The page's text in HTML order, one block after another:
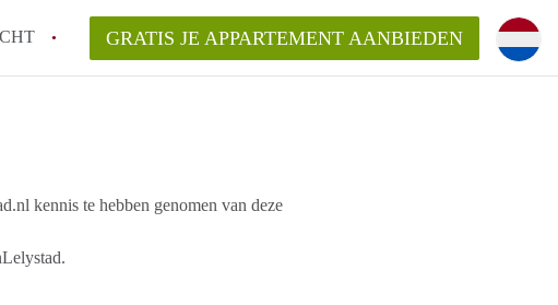
GRATIS JE APPARTEMENT AANBIEDEN
kennis te hebben genomen van deze